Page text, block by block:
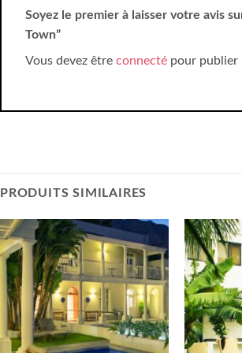
Soyez le premier à laisser votre avis
Town”
Vous devez être connecté pour publier
PRODUITS SIMILAIRES